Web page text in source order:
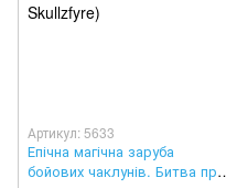
Артикул: 5633
Епічна магічна заруба
бойових чаклунів. Битва при